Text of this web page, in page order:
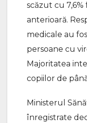
scăzut cu
anterioară.
medicale au
persoane cu
Majoritatea
copiilor de
Ministerul
înregistrate